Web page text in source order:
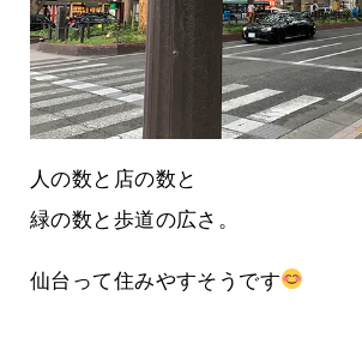
人の数と店の数と
緑の数と歩道の広さ。
仙台って住みやすそうです